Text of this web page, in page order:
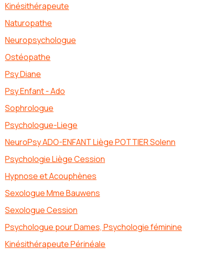
Kinésithérapeute
Naturopathe
Neuropsychologue
Ostéopathe
Psy Diane
Psy Enfant - Ado
Sophrologue
Psychologue-Liege
NeuroPsy ADO-ENFANT Liège POTTIER Solenn
Psychologie Liège Cession
Hypnose et Acouphènes
Sexologue Mme Bauwens
Sexologue Cession
Psychologue pour Dames, Psychologie féminine
Kinésithérapeute Périnéale